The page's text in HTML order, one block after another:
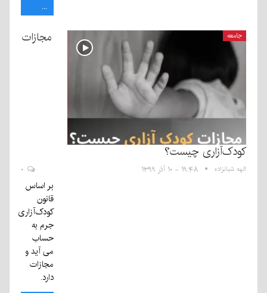
...
جامعه مجازات
کودک‌آزاری چیست؟
الهه شبانزاده ۱۹:۴۸ - ۱۰ آذر ۱۳۹۹
بر اساس
قانون
کودک‌آزاری
جرم به
حساب
می آید و
مجازات
دارد.